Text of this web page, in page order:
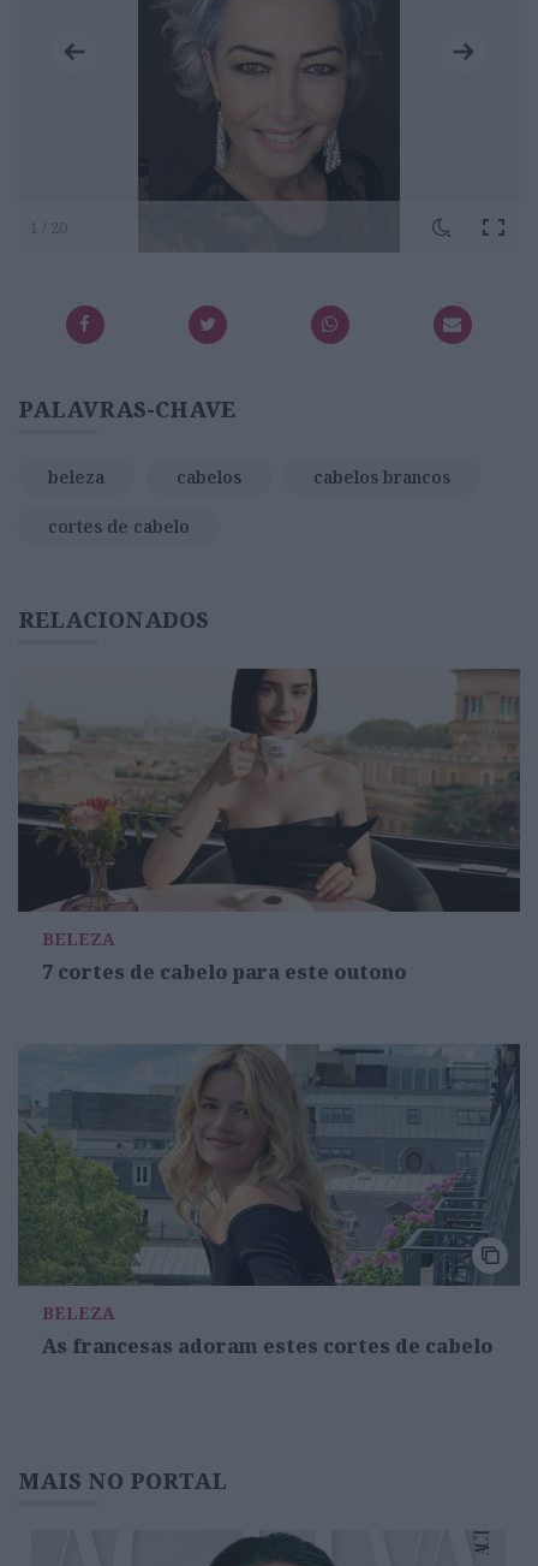
1 / 20
PALAVRAS-CHAVE
beleza cabelos cabelos brancos
cortes de cabelo
RELACIONADOS
BELEZA
7 cortes de cabelo para este outono
BELEZA
As francesas adoram estes cortes de cabelo
MAIS NO PORTAL